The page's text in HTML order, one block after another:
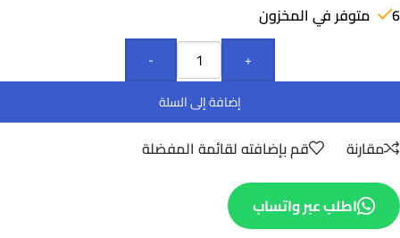
6 متوفر في المخزون
-
+
إضافة إلى السلة
مقارنة قم بإضافته لقائمة المفضلة
اطلب عبر واتساب